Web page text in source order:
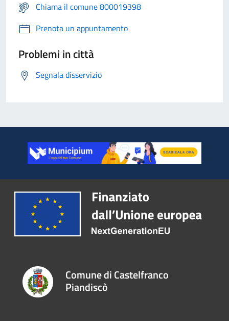
Chiama il comune 800019398
Prenota un appuntamento
Problemi in città
Segnala disservizio
Comune di Castelfranco
Piandiscò